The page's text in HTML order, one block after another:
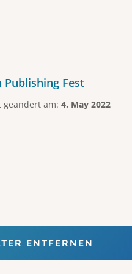
Publishing Fest
geändert am: 4. May 2022
ENTFERNEN